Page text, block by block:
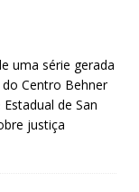
Reúne
do Remanso
uma série gerada
Centro Behner
de San
justiça